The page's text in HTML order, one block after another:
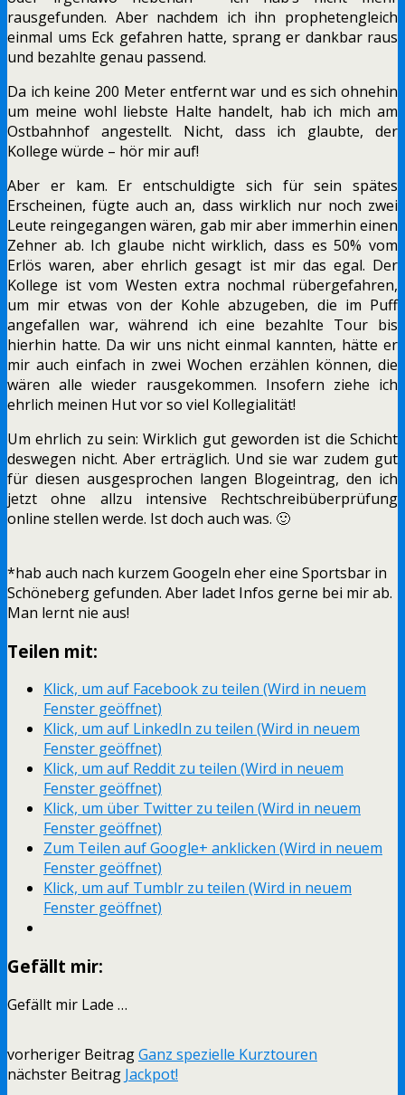
rausgefunden. Aber nachdem ich ihn prophetengleich
einmal ums Eck gefahren hatte, sprang er dankbar raus
und bezahlte genau passend.
Da ich keine 200 Meter entfernt war und es sich ohnehin
um meine wohl liebste Halte handelt, hab ich mich am
Ostbahnhof angestellt. Nicht, dass ich glaubte, der
Kollege würde – hör mir auf!
Aber er kam. Er entschuldigte sich für sein spätes
Erscheinen, fügte auch an, dass wirklich nur noch zwei
Leute reingegangen wären, gab mir aber immerhin einen
Zehner ab. Ich glaube nicht wirklich, dass es 50% vom
Erlös waren, aber ehrlich gesagt ist mir das egal. Der
Kollege ist vom Westen extra nochmal rübergefahren,
um mir etwas von der Kohle abzugeben, die im Puff
angefallen war, während ich eine bezahlte Tour bis
hierhin hatte. Da wir uns nicht einmal kannten, hätte er
mir auch einfach in zwei Wochen erzählen können, die
wären alle wieder rausgekommen. Insofern ziehe ich
ehrlich meinen Hut vor so viel Kollegialität!
Um ehrlich zu sein: Wirklich gut geworden ist die Schicht
deswegen nicht. Aber erträglich. Und sie war zudem gut
für diesen ausgesprochen langen Blogeintrag, den ich
jetzt ohne allzu intensive Rechtschreibüberprüfung
online stellen werde. Ist doch auch was. 🙂
*hab auch nach kurzem Googeln eher eine Sportsbar in
Schöneberg gefunden. Aber ladet Infos gerne bei mir ab.
Man lernt nie aus!
Teilen mit:
Klick, um auf Facebook zu teilen (Wird in neuem
Fenster geöffnet)
Klick, um auf LinkedIn zu teilen (Wird in neuem
Fenster geöffnet)
Klick, um auf Reddit zu teilen (Wird in neuem
Fenster geöffnet)
Klick, um über Twitter zu teilen (Wird in neuem
Fenster geöffnet)
Zum Teilen auf Google+ anklicken (Wird in neuem
Fenster geöffnet)
Klick, um auf Tumblr zu teilen (Wird in neuem
Fenster geöffnet)
Gefällt mir:
Gefällt mir Lade …
vorheriger BeitragGanz spezielle Kurztouren
nächster Beitrag Jackpot!